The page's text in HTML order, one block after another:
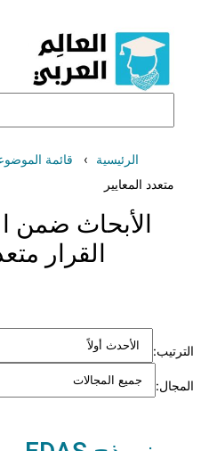
المحتوى
الرئيسية قائمة
متعدد المعايير
الأبحاث ضمن
القرار
الترتيب:
المجال: